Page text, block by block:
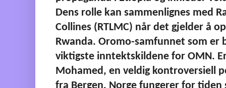
Dens rolle kan sammenlignes med
Collines (RTLMC) når det gjelder å
Rwanda. Oromo-samfunnet som er
viktigste inntektskildene for OMN.
Mohamed, en veldig kontroversiell
fra Bergen, Norge fungerer for tiden